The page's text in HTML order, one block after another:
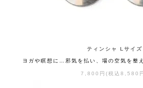
ティンシャ Lサイズ
ヨガや瞑想に…邪気を払い、場の空気を整
7,800円(税込8,580